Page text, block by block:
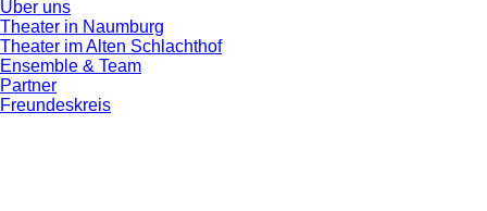
Über uns
Theater in Naumburg
Theater im Alten Schlachthof
Ensemble & Team
Partner
Freundeskreis